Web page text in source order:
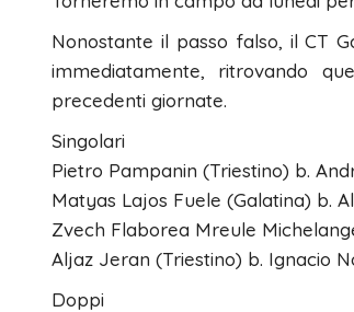
Nonostante il passo falso, il CT
immediatamente, ritrovando
precedenti giornate.
Singolari
Pietro Pampanin (Triestino) b.
Matyas Lajos Fuele (Galatina) b.
Zvech Flaborea Mreule
Aljaz Jeran (Triestino) b. Ignacio
Doppi